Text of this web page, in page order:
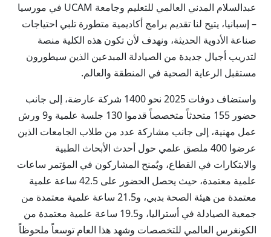
عبدالسلام المدني العالمي للتعليم وجامعة UCAM في مورسيا
– إسبانيا، يتيح لنا تقديم برامج أكاديمية متطورة تلبي احتياجات
صناعة الأدوية الحديثة، ونهدف لأن تكون هذه الكلية منصة
لتدريب أجيال جديدة من الصيادلة المبدعين الذين سيطورون
مستقبل الرعاية الصحية في المنطقة والعالم.
واستضاف دوفات 2025 نحو 1400 شركة عارضة، إلى جانب
حضور 155 متحدثاً متخصصاً قدموا 130 جلسة علمية و9 ورش
عمل مهنية، إلى جانب مشاركة عدد من طلاب الجامعات الذين
عرضوا 400 ملصق علمي حول أحدث الأبحاث الطبية
والابتكارات في القطاع، ويُمنح المشاركون في المؤتمر ساعات
علمية معتمدة، حيث يحصل الحضور على 42.5 ساعة علمية
معتمدة من هيئة الصحة بدبي، و21.5 ساعة علمية معتمدة من
جمعية الصيادلة في أستراليا، و19.5 ساعة علمية معتمدة من
الكونغرس العالمي للتخصصات وشهد هذا العام توسعاً ملحوظاً